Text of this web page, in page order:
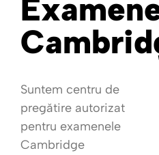
Suntem centru de
pregătire autorizat
pentru examenele
Cambridge